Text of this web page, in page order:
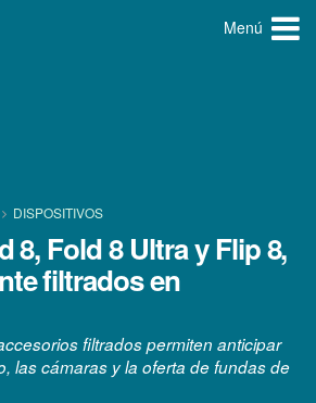
Menú
DISPOSITIVOS
8, Fold 8 Ultra y Flip 8,
filtrados en
filtrados permiten anticipar
las cámaras y la oferta de fundas de